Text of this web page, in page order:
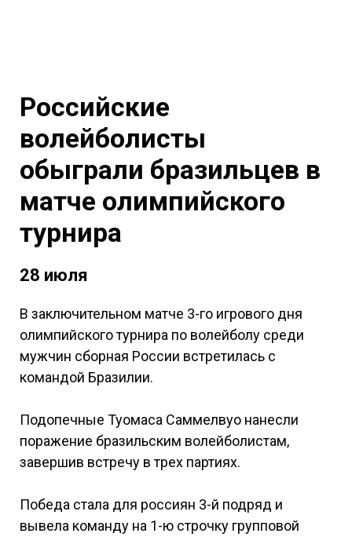
Российские
волейболисты
обыграли бразильцев в
матче олимпийского
турнира
28 июля
В заключительном матче 3-го игрового дня
олимпийского турнира по волейболу среди
мужчин сборная России встретилась с
командой Бразилии.
Подопечные Туомаса Саммелвуо нанесли
поражение бразильским волейболистам,
завершив встречу в трех партиях.
Победа стала для россиян 3-й подряд и
вывела команду на 1-ю строчку групповой